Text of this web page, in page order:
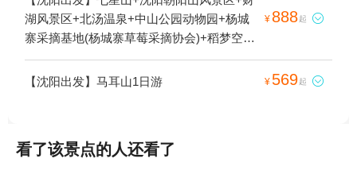
湖风景区+北汤温泉+中山公园动物园+杨城
寨采摘基地(杨城寨草莓采摘协会)+稻梦空间
+马耳山+沈阳中街刘老根大舞台+辽阳假日
温泉+法库机场飞行体验+沈阳奥林匹克体育
¥ 888起 
【沈阳出发】马耳山1日游 ¥ 569起 
看了该景点的人还看了